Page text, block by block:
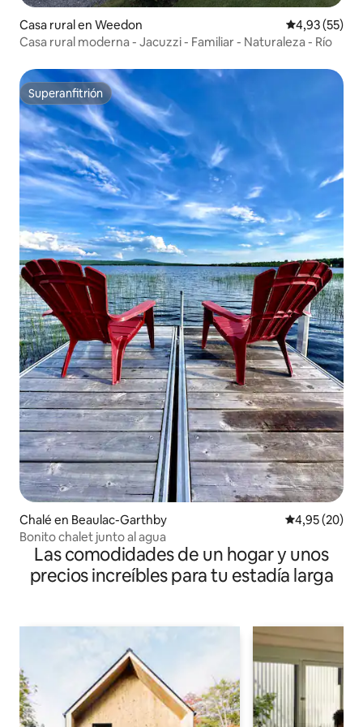
Casa rural en Weedon Calificación
4,93 (55)
Casa rural moderna - Jacuzzi - Familiar - Naturaleza - Río
Superanfitrión
Superanfitrión
Chalé en Beaulac-Garthby Calificación
4,95 (20)
Bonito chalet junto al agua
Las comodidades de un hogar y unos
precios increíbles para tu estadía larga